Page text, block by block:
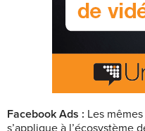
Facebook Ads : Les